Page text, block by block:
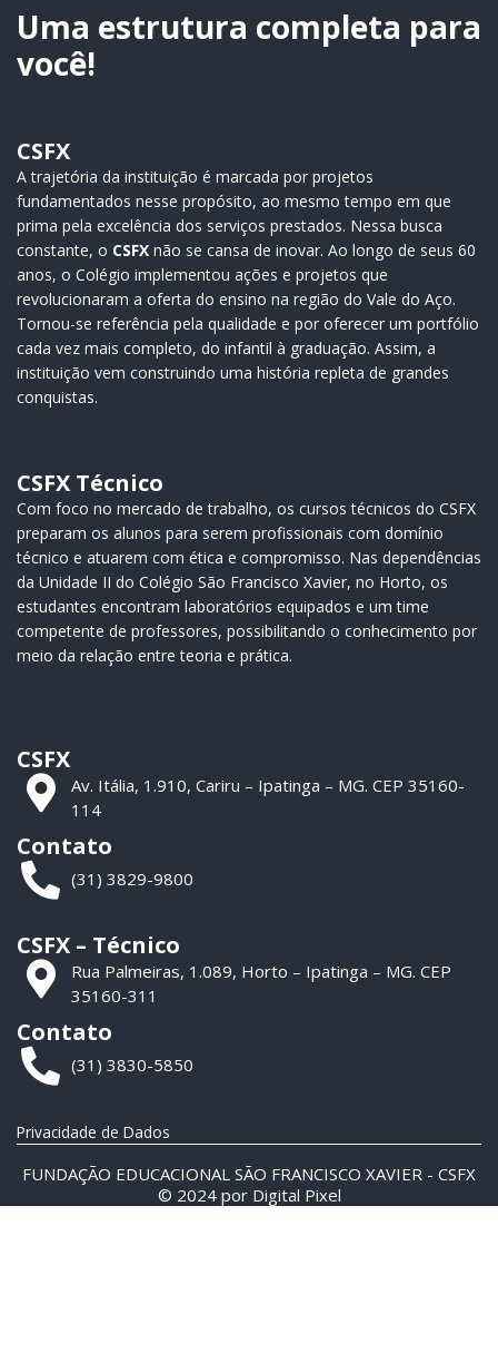
transformação
de…
Uma estrutura completa para
você!
CSFX
A trajetória da instituição é marcada por projetos
fundamentados nesse propósito, ao mesmo tempo em que
prima pela excelência dos serviços prestados. Nessa busca
constante, o CSFX não se cansa de inovar. Ao longo de seus 60
anos, o Colégio implementou ações e projetos que
revolucionaram a oferta do ensino na região do Vale do Aço.
Tornou-se referência pela qualidade e por oferecer um portfólio
cada vez mais completo, do infantil à graduação. Assim, a
instituição vem construindo uma história repleta de grandes
conquistas.
CSFX Técnico
Com foco no mercado de trabalho, os cursos técnicos do CSFX
preparam os alunos para serem profissionais com domínio
técnico e atuarem com ética e compromisso. Nas dependências
da Unidade II do Colégio São Francisco Xavier, no Horto, os
estudantes encontram laboratórios equipados e um time
competente de professores, possibilitando o conhecimento por
meio da relação entre teoria e prática.
CSFX
Av. Itália, 1.910, Cariru – Ipatinga – MG. CEP 35160-
114
Contato
(31) 3829-9800
CSFX – Técnico
Rua Palmeiras, 1.089, Horto – Ipatinga – MG. CEP
35160-311
Contato
(31) 3830-5850
Privacidade de Dados
FUNDAÇÃO EDUCACIONAL SÃO FRANCISCO XAVIER - CSFX
© 2024 por Digital Pixel